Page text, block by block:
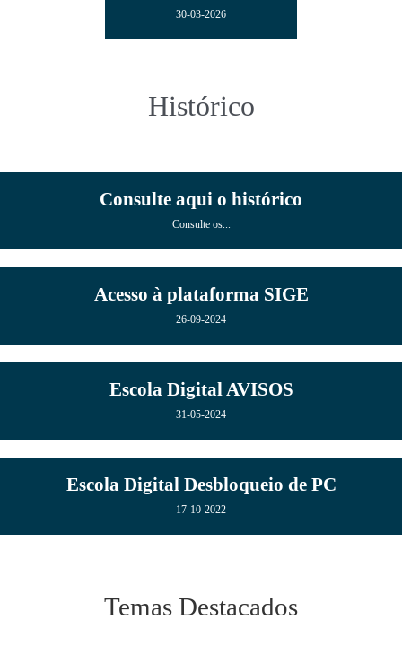
30-03-2026
Histórico
Consulte aqui o histórico
Consulte os...
Acesso à plataforma SIGE
26-09-2024
Escola Digital AVISOS
31-05-2024
Escola Digital Desbloqueio de PC
17-10-2022
Temas Destacados